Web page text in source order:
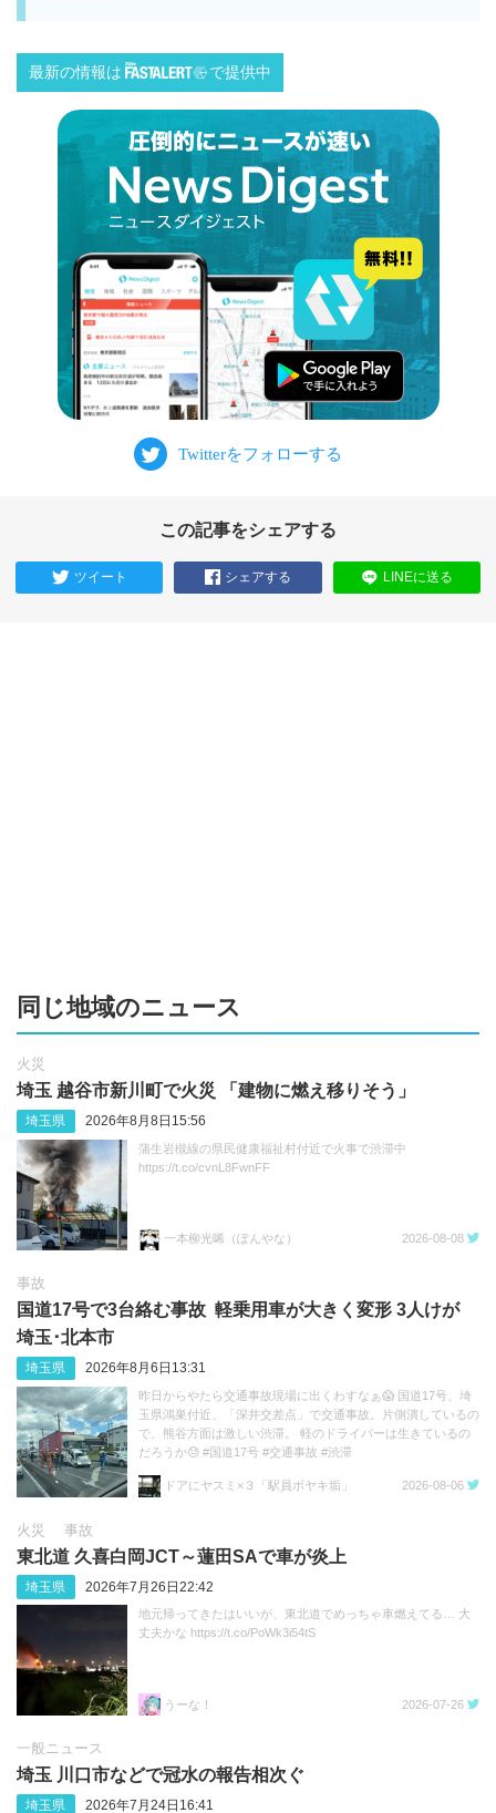
最新の情報は で提供中
この記事をシェアする
ツイート シェアする LINEに送る
同じ地域のニュース
火災
埼玉 越谷市新川町で火災 「建物に燃え移りそう」
埼玉県 2026年8月8日15:56
蒲生岩槻線の県民健康福祉村付近で火事で渋滞中
https://t.co/cvnL8FwnFF
一本柳光唏（ぽんやな） 2026-08-08
事故
国道17号で3台絡む事故 軽乗用車が大きく変形 3人けが
埼玉･北本市
埼玉県 2026年8月6日13:31
昨日からやたら交通事故現場に出くわすなぁ😱 国道17号、埼
玉県鴻巣付近、「深井交差点」で交通事故。片側潰しているの
で、熊谷方面は激しい渋滞。 軽のドライバーは生きているの
だろうか😓 #国道17号 #交通事故 #渋滞
ドアにヤスミ×３「駅員ボヤキ垢」
2026-08-06
火災 事故
東北道 久喜白岡JCT～蓮田SAで車が炎上
埼玉県 2026年7月26日22:42
地元帰ってきたはいいが、東北道でめっちゃ車燃えてる… 大
丈夫かな https://t.co/PoWk3i54tS
うーな！ 2026-07-26
一般ニュース
埼玉 川口市などで冠水の報告相次ぐ
埼玉県 2026年7月24日16:41